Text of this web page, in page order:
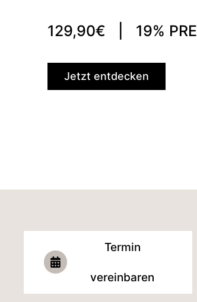
129,90€ | 19%
Jetzt entdecken
Termin
vereinbaren